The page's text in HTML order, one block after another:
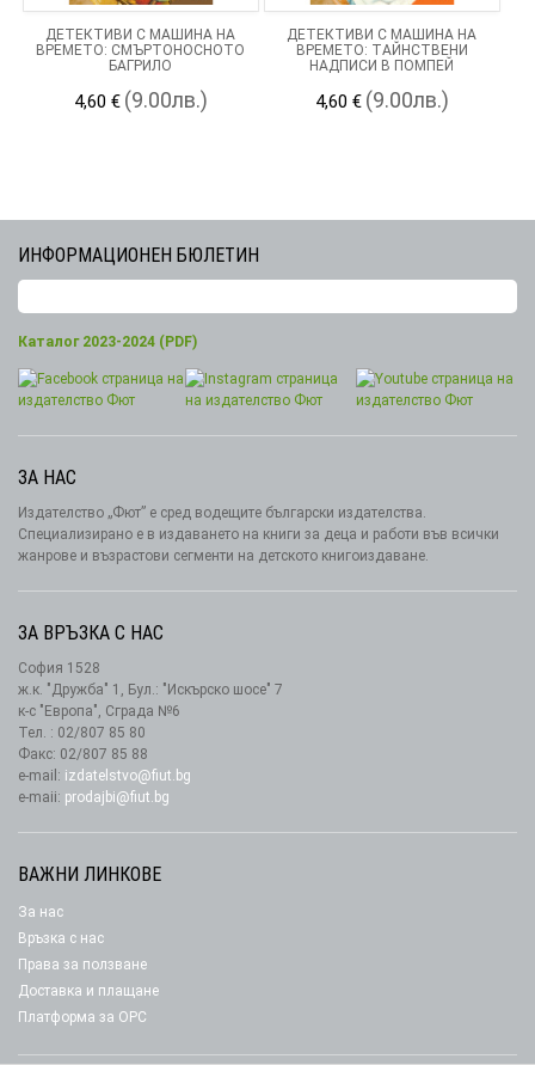
ДЕТЕКТИВИ С МАШИНА НА
ВРЕМЕТО: СМЪРТОНОСНОТО
БАГРИЛО
4,60 € (9.00лв.)
ДЕТЕКТИВИ С МАШИНА НА
ВРЕМЕТО: ТАЙНСТВЕНИ
НАДПИСИ В ПОМПЕЙ
4,60 € (9.00лв.)
ИНФОРМАЦИОНЕН БЮЛЕТИН
Каталог 2023-2024 (PDF)
ЗА НАС
Издателство „Фют” е сред водещите български издателства.
Специализирано е в издаването на книги за деца и работи във всички
жанрове и възрастови сегменти на детското книгоиздаване.
ЗА ВРЪЗКА С НАС
София 1528
ж.к. "Дружба" 1, Бул.: "Искърско шосе" 7
к-с "Европа", Сграда №6
Тел. : 02/807 85 80
Факс: 02/807 85 88
e-mail: izdatelstvo@fiut.bg
e-maii: prodajbi@fiut.bg
ВАЖНИ ЛИНКОВЕ
За нас
Връзка с нас
Права за ползване
Доставка и плащане
Платформа за ОРС